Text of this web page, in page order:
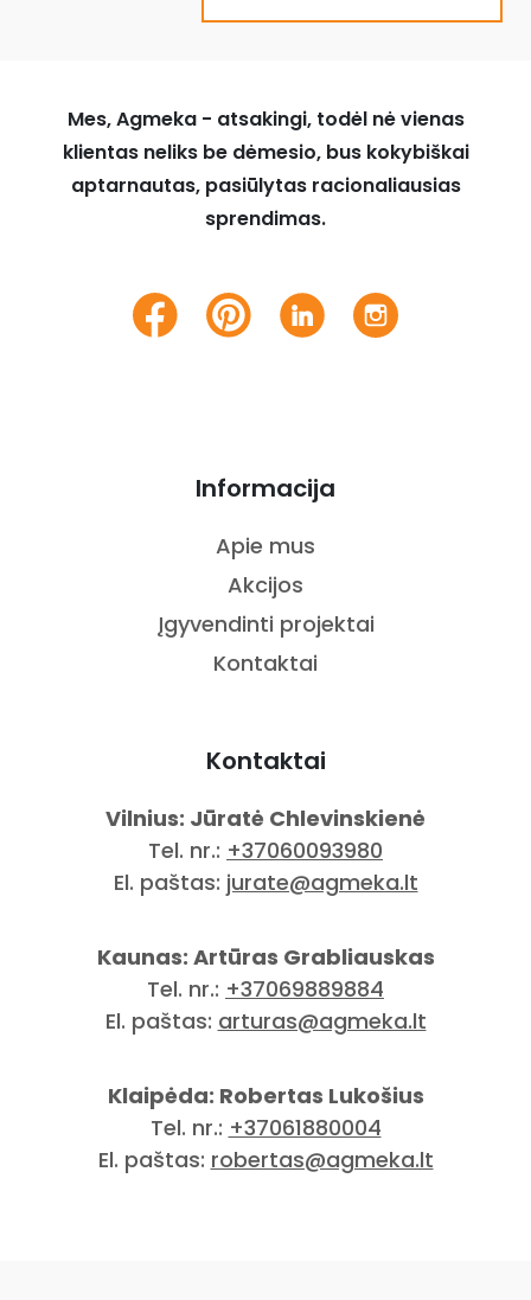
Mes, Agmeka - atsakingi, todėl nė vienas
klientas neliks be dėmesio, bus kokybiškai
aptarnautas, pasiūlytas racionaliausias
sprendimas.
Informacija
Apie mus
Akcijos
Įgyvendinti projektai
Kontaktai
Kontaktai
Vilnius: Jūratė Chlevinskienė
Tel. nr.: +37060093980
El. paštas: jurate@agmeka.lt
Kaunas: Artūras Grabliauskas
Tel. nr.: +37069889884
El. paštas: arturas@agmeka.lt
Klaipėda: Robertas Lukošius
Tel. nr.: +37061880004
El. paštas: robertas@agmeka.lt